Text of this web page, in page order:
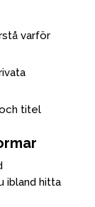
varför
titel
ibland hitta